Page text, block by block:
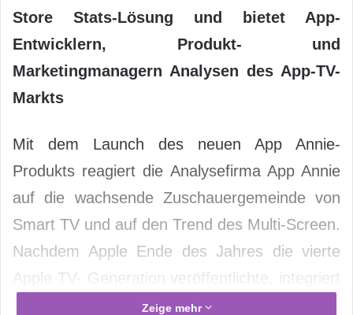
Store Stats-Lösung und bietet App-
Entwicklern, Produkt- und
Marketingmanagern Analysen des App-TV-
Markts
Mit dem Launch des neuen App Annie-
Produkts reagiert die Analysefirma App Annie
auf die wachsende Zuschauergemeinde von
Smart TV und auf den Trend des Multi-Screen.
Nachdem Apple Ende des Jahres die vierte
Apple TV- Generation veröffentlichte, integriert
App Annie nun Apple TV in seine App-Tracker-
Zeige mehr